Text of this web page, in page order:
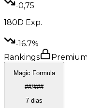
-0,75
180D Exp.
-16.7%
Rankings
Premium
Magic Formula
##/###
7 dias